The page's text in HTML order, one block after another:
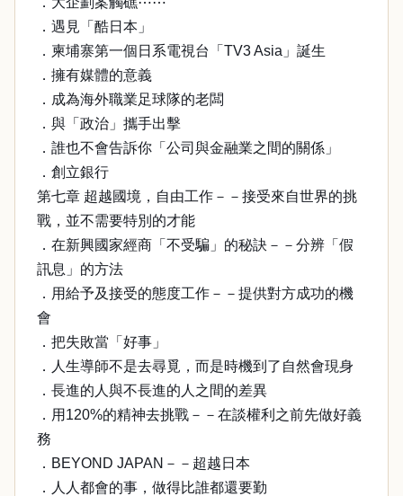
．遇見「酷日本」
．柬埔寨第一個日系電視台「TV3 Asia」誕生
．擁有媒體的意義
．成為海外職業足球隊的老闆
．與「政治」攜手出擊
．誰也不會告訴你「公司與金融業之間的關係」
．創立銀行
第七章 超越國境，自由工作－－接受來自世界的挑
戰，並不需要特別的才能
．在新興國家經商「不受騙」的秘訣－－分辨「假
訊息」的方法
．用給予及接受的態度工作－－提供對方成功的機
會
．把失敗當「好事」
．人生導師不是去尋覓，而是時機到了自然會現身
．長進的人與不長進的人之間的差異
．用120%的精神去挑戰－－在談權利之前先做好義
務
．BEYOND JAPAN－－超越日本
．人人都會的事，做得比誰都還要勤